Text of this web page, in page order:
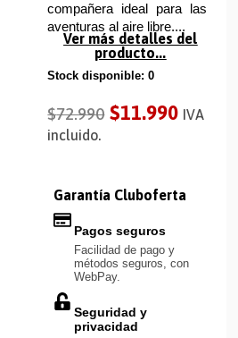
compañera ideal para las
aventuras al aire libre....
Ver más detalles del
producto...
Stock disponible: 0
$72.990 $11.990 IVA
incluido.
Garantía Cluboferta
Pagos seguros
Facilidad de pago y
métodos seguros, con
WebPay.
Seguridad y
privacidad